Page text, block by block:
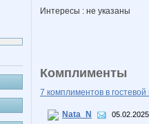
Интересы : не указаны
Комплименты
7 комплиментов в гостевой
Nata_N